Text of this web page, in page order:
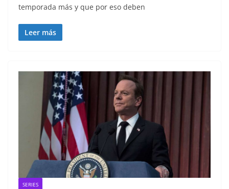
temporada más y que por eso deben
Leer más
SERIES